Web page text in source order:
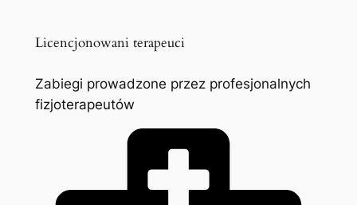
Licencjonowani terapeuci
Zabiegi prowadzone przez profesjonalnych
fizjoterapeutów